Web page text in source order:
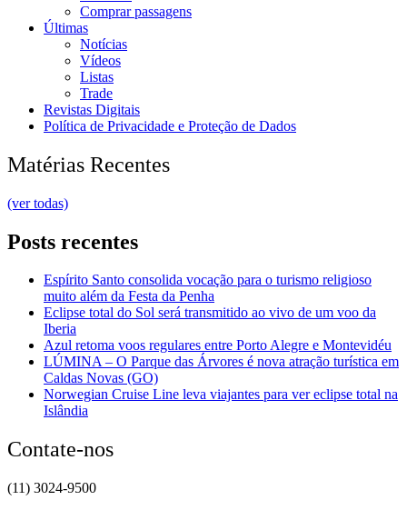
Comprar passagens
Últimas
Notícias
Vídeos
Listas
Trade
Revistas Digitais
Política de Privacidade e Proteção de Dados
Matérias Recentes
(ver todas)
Posts recentes
Espírito Santo consolida vocação para o turismo religioso
muito além da Festa da Penha
Eclipse total do Sol será transmitido ao vivo de um voo da
Iberia
Azul retoma voos regulares entre Porto Alegre e Montevidéu
LÚMINA – O Parque das Árvores é nova atração turística em
Caldas Novas (GO)
Norwegian Cruise Line leva viajantes para ver eclipse total na
Islândia
Contate-nos
(11) 3024-9500